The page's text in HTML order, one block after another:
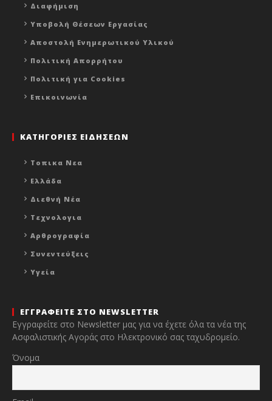
Διαφήμιση
Υποβολή Θέσεων Εργασίας
Αποστολή Ενημερωτικού Υλικού
Πολιτική Απορρήτου
Πολιτική για Cookies
Επικοινωνία
ΚΑΤΗΓΟΡΙΕΣ ΕΙΔΗΣΕΩΝ
Τοπικα Νεα
Ελλάδα
Διεθνή Νέα
Τεχνολογια
Αρθρογραφία
Συνεντεύξεις
Υγεία
ΕΓΓΡΑΦΕΙΤΕ ΣΤΟ NEWSLETTER
Εγγραφείτε στο Newsletter μας για να έχετε όλα τα νέα της
Ασφαλιστικής Αγοράς στο Ηλεκτρονικό σας ταχυδρομείο.
Όνομα